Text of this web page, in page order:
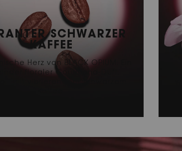
SCHWARZER
KAFFEE
Herz von BLACK OPIUM. Ein
floraler Gourmand-Duft,